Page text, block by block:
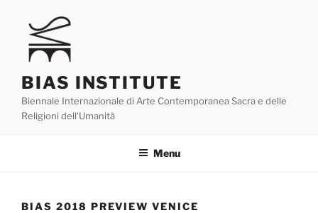
content
BIAS INSTITUTE
Biennale Internazionale di Arte Contemporanea Sacra e delle
Religioni dell'Umanità
Menu
BIAS 2018 PREVIEW VENICE